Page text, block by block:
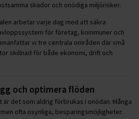
skador och onödiga miljörisker.
arbetar varje dag med att säkra
för företag, kommuner och
vi tre centrala områden där små
skillnad för både ekonomi, drift och
och optimera flöden
det som aldrig förbrukas i onödan. Många
ofta osynliga, besparingsmöjligheter.